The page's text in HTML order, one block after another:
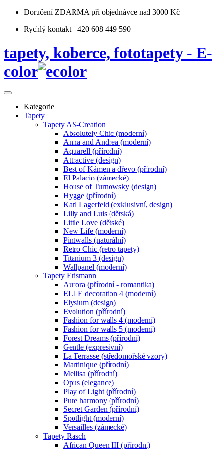
Doručení ZDARMA při objednávce nad 3000 Kč
Rychlý kontakt +420 608 449 590
tapety, koberce, fototapety - E-
color
Kategorie
Tapety
Tapety AS-Creation
Absolutely Chic (moderní)
Anna and Andrea (moderní)
Aquarell (přírodní)
Attractive (design)
Best of Kámen a dřevo (přírodní)
El Palacio (zámecké)
House of Turnowsky (design)
Hygge (přírodní)
Karl Lagerfeld (exklusivní, design)
Lilly and Luis (dětská)
Little Love (dětské)
New Life (moderní)
Pintwalls (naturální)
Retro Chic (retro tapety)
Titanium 3 (design)
Wallpanel (moderní)
Tapety Erismann
Aurora (přírodní - romantika)
ELLE decoration 4 (moderní)
Elysium (design)
Evolution (přírodní)
Fashion for walls 4 (moderní)
Fashion for walls 5 (moderní)
Forest Dreams (přírodní)
Gentle (expresivní)
La Terrasse (středomořské vzory)
Martinique (přírodní)
Mellisa (přírodní)
Opus (elegance)
Play of Light (přírodní)
Pure harmony (přírodní)
Secret Garden (přírodní)
Spotlight (moderní)
Versailles (zámecké)
Tapety Rasch
African Queen III (přírodní)